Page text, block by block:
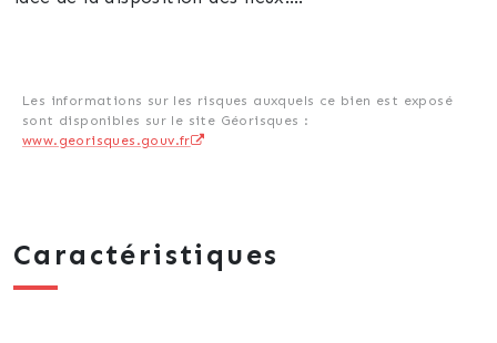
-Hall d'entrée avec vue sur la mezzanine.
-Salon, salle à manger donnant accès à la magnifique
-Un toilette.
-Une buanderie.
Les informations sur les risques auxquels ce bien est exposé
sont disponibles sur le site Géorisques :
www.georisques.gouv.fr
Caractéristiques